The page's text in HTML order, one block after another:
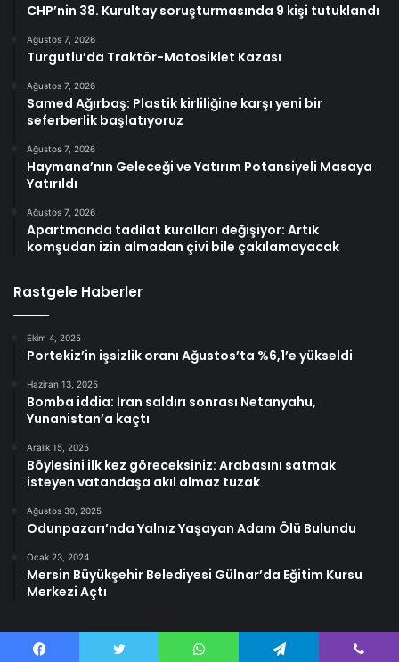
CHP’nin 38. Kurultay soruşturmasında 9 kişi tutuklandı
Ağustos 7, 2026
Turgutlu’da Traktör-Motosiklet Kazası
Ağustos 7, 2026
Samed Ağırbaş: Plastik kirliliğine karşı yeni bir
seferberlik başlatıyoruz
Ağustos 7, 2026
Haymana’nın Geleceği ve Yatırım Potansiyeli Masaya
Yatırıldı
Ağustos 7, 2026
Apartmanda tadilat kuralları değişiyor: Artık
komşudan izin almadan çivi bile çakılamayacak
Rastgele Haberler
Ekim 4, 2025
Portekiz’in işsizlik oranı Ağustos’ta %6,1’e yükseldi
Haziran 13, 2025
Bomba iddia: İran saldırı sonrası Netanyahu,
Yunanistan’a kaçtı
Aralık 15, 2025
Böylesini ilk kez göreceksiniz: Arabasını satmak
isteyen vatandaşa akıl almaz tuzak
Ağustos 30, 2025
Odunpazarı’nda Yalnız Yaşayan Adam Ölü Bulundu
Ocak 23, 2024
Mersin Büyükşehir Belediyesi Gülnar’da Eğitim Kursu
Merkezi Açtı